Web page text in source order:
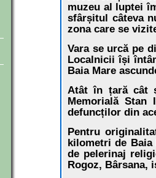
muzeu al luptei
sfârșitul câteva
zona care se
Vara se urcă pe
Localnicii își
Baia Mare
Atât în țară cât
Memorială
defuncților din
Pentru
kilometri de
de pelerinaj
Rogoz, Bârsana,